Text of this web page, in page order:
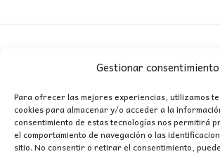
Gestionar consentimiento
Para ofrecer las mejores experiencias, utilizamos
cookies para almacenar y/o acceder a la
consentimiento de estas tecnologías nos permitirá
el comportamiento de navegación o las
sitio. No consentir o retirar el consentimiento,
MI CUENTA